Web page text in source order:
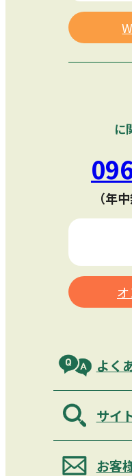
に
（年
よく
サイ
お客